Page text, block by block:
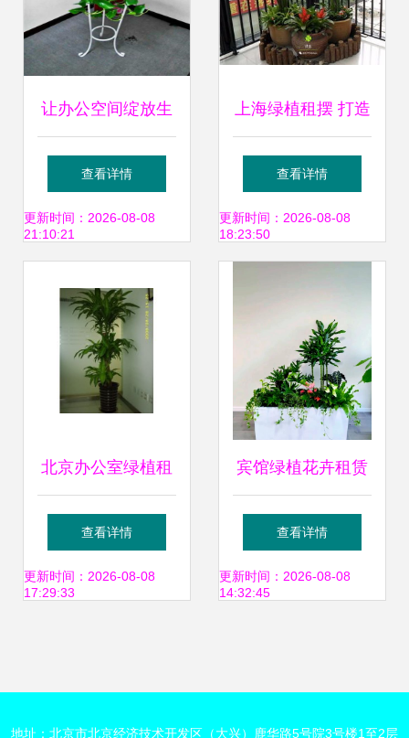
让办公空间绽放生
机 武汉专业绿植租
赁服务全解析
查看详情
更新时间：2026-08-08
21:10:21
上海绿植租摆 打造
城市中的自然绿洲
查看详情
更新时间：2026-08-08
18:23:50
北京办公室绿植租
赁 为办公空间注入
生机与活力
查看详情
更新时间：2026-08-08
17:29:33
宾馆绿植花卉租赁
服务 美化空间、降
低成本的智慧之选
查看详情
更新时间：2026-08-08
14:32:45
地址：北京市北京经济技术开发区（大兴）鹿华路5号院3号楼1至2层